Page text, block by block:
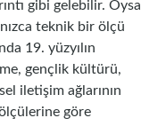
gibi gelebilir. Oysa
teknik bir ölçü
19. yüzyılın
gençlik kültürü,
iletişim ağlarının
göre